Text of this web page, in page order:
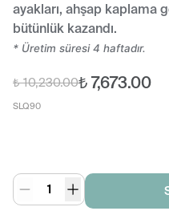
ayakları, ahşap kaplama
bütünlük kazandı.
* Üretim süresi 4 haftadır.
₺ 10,230.00₺ 7,673.00
SLQ90